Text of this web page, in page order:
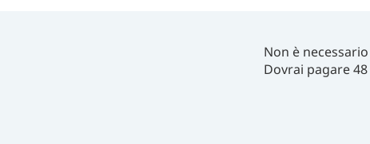
Non è
Dovrai pagare